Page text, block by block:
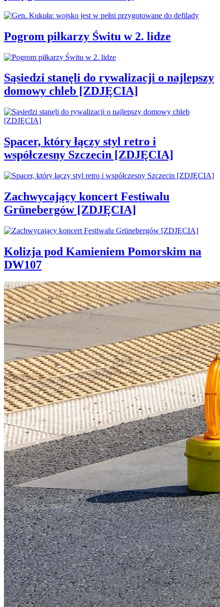
Pogrom piłkarzy Świtu w 2. lidze
Sąsiedzi stanęli do rywalizacji o najlepszy
domowy chleb [ZDJĘCIA]
Spacer, który łączy styl retro i
współczesny Szczecin [ZDJĘCIA]
Zachwycający koncert Festiwalu
Grünebergów [ZDJĘCIA]
Kolizja pod Kamieniem Pomorskim na
DW107